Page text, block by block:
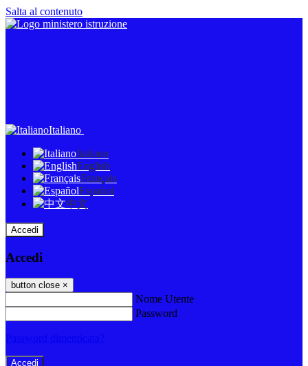
Salta al contenuto
Italiano
Italiano
English
Français
Español
中文
Accedi
Accedi
button close ×
Nome Utente
Password